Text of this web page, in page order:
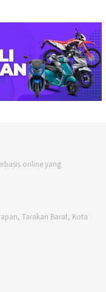
online yang
Tarakan Barat, Kota